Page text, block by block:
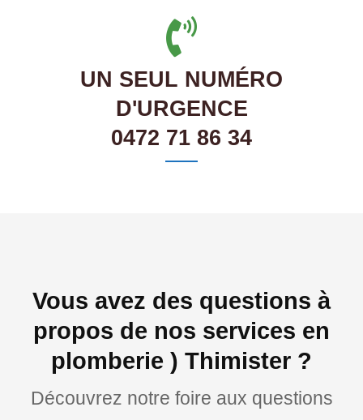
UN SEUL NUMÉRO
D'URGENCE
0472 71 86 34
Vous avez des questions à
propos de nos services en
plomberie ) Thimister ?
Découvrez notre foire aux questions